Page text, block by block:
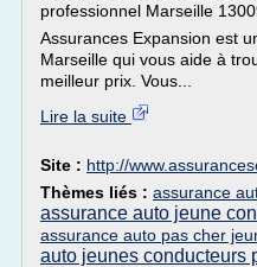
professionnel Marseille
Assurances Expansion est
Marseille qui vous aide à
meilleur prix. Vous...
Lire la suite
Site : http://
Thèmes liés : assurance
assurance auto jeune
assurance auto pas cher
auto jeunes conducteurs